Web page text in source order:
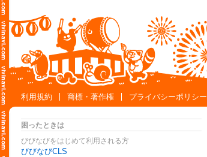
利用規約
商標・著作権 プライバシーポリシー
困ったときは
びびなびをはじめて利用される方
びびなびCLS